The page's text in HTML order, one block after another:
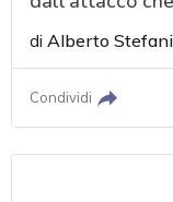
diAlberto Stefani
Condividi